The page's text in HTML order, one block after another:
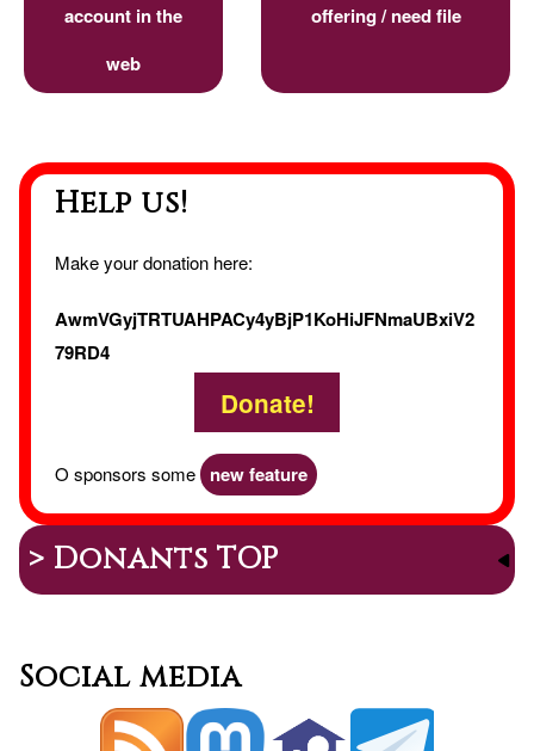
account in the
web
offering / need file
Help us!
Make your donation here:
AwmVGyjTRTUAHPACy4yBjP1KoHiJFNmaUBxiV2
79RD4
Donate!
O sponsors some new feature
> Donants TOP
Social media